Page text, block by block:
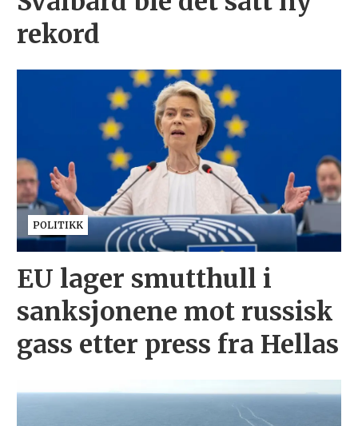
rekord
POLITIKK
EU lager smutthull i
sanksjonene mot russisk
gass etter press fra Hellas